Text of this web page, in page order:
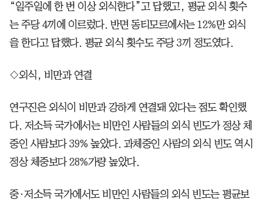
“일주일에 한 번 이상 외식한다”고 답했고, 평균 외식 횟수
는 주당 4끼에 이르렀다. 반면 동티모르에서는 12%만 외식
을 한다고 답했다. 평균 외식 횟수도 주당 3끼 정도였다.
◇외식, 비만과 연결
연구진은 외식이 비만과 강하게 연결돼 있다는 점도 확인했
다. 저소득 국가에서는 비만인 사람들의 외식 빈도가 정상 체
중인 사람보다 39% 높았다. 과체중인 사람의 외식 빈도 역시
정상 체중보다 28%가량 높았다.
중·저소득 국가에서도 비만인 사람들의 외식 빈도는 평균보